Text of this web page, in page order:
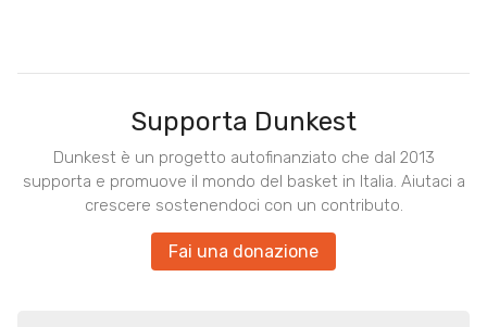
Supporta Dunkest
Dunkest è un progetto autofinanziato che dal 2013
supporta e promuove il mondo del basket in Italia. Aiutaci a
crescere sostenendoci con un contributo.
Fai una donazione